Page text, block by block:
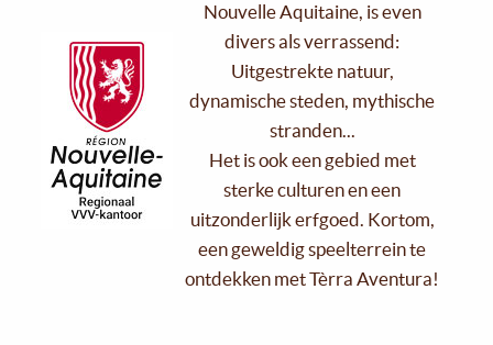
Nouvelle Aquitaine, is even
divers als verrassend:
Uitgestrekte natuur,
dynamische steden, mythische
stranden...
Het is ook een gebied met
sterke culturen en een
uitzonderlijk erfgoed. Kortom,
een geweldig speelterrein te
ontdekken met Tèrra Aventura!